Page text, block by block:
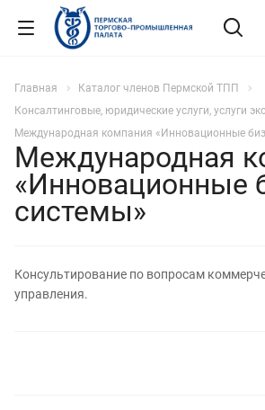
Главная
Каталог членов Пермской ТПП
Консалтинговые, юридические услуги, услуги
Международная компания «Инновационные
Международная
«Инновационные
системы»
Консультирование по вопросам
управления.